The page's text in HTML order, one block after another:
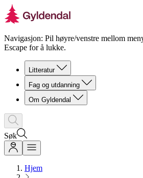
Navigasjon: Pil høyre/venstre mellom
Escape for å lukke.
Litteratur
Fag og utdanning
Om Gyldendal
Søk
Hjem